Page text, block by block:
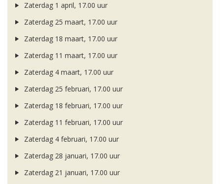
Zaterdag 1 april, 17.00 uur
Zaterdag 25 maart, 17.00 uur
Zaterdag 18 maart, 17.00 uur
Zaterdag 11 maart, 17.00 uur
Zaterdag 4 maart, 17.00 uur
Zaterdag 25 februari, 17.00 uur
Zaterdag 18 februari, 17.00 uur
Zaterdag 11 februari, 17.00 uur
Zaterdag 4 februari, 17.00 uur
Zaterdag 28 januari, 17.00 uur
Zaterdag 21 januari, 17.00 uur